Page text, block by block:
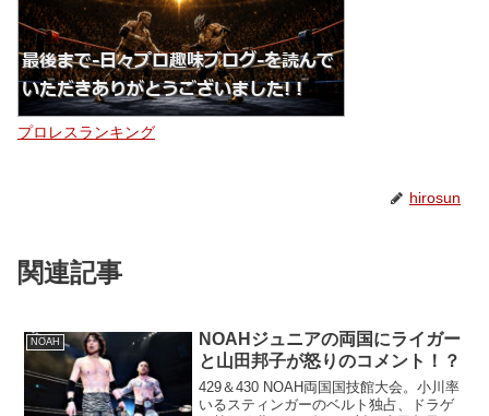
プロレスランキング
hirosun
関連記事
NOAH
NOAHジュニアの両国にライガー
と山田邦子が怒りのコメント！？
429＆430 NOAH両国国技館大会。小川率
いるスティンガーのベルト独占、ドラゲ